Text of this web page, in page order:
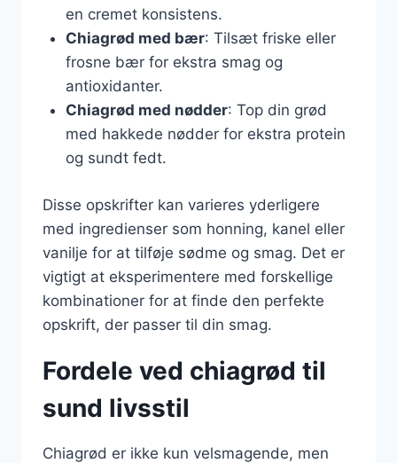
en cremet konsistens.
Chiagrød med bær: Tilsæt friske eller
frosne bær for ekstra smag og
antioxidanter.
Chiagrød med nødder: Top din grød
med hakkede nødder for ekstra protein
og sundt fedt.
Disse opskrifter kan varieres yderligere
med ingredienser som honning, kanel eller
vanilje for at tilføje sødme og smag. Det er
vigtigt at eksperimentere med forskellige
kombinationer for at finde den perfekte
opskrift, der passer til din smag.
Fordele ved chiagrød til
sund livsstil
Chiagrød er ikke kun velsmagende, men